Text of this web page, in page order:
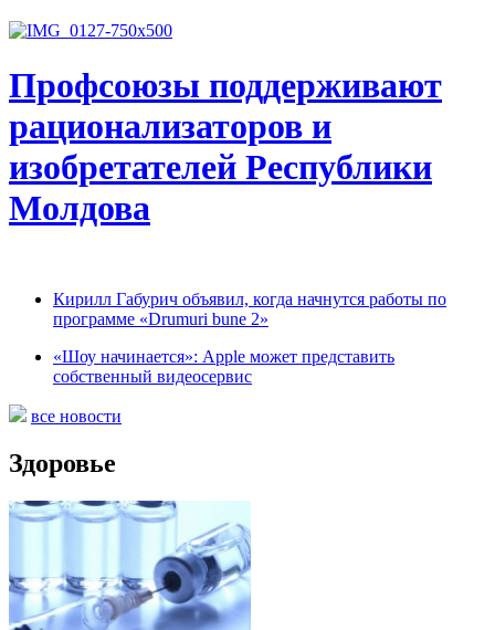
Профсоюзы поддерживают
рационализаторов и
изобретателей Республики
Молдова
Кирилл Габурич объявил, когда начнутся работы по
программе «Drumuri bune 2»
«Шоу начинается»: Apple может представить
собственный видеосервис
все новости
Здоровье